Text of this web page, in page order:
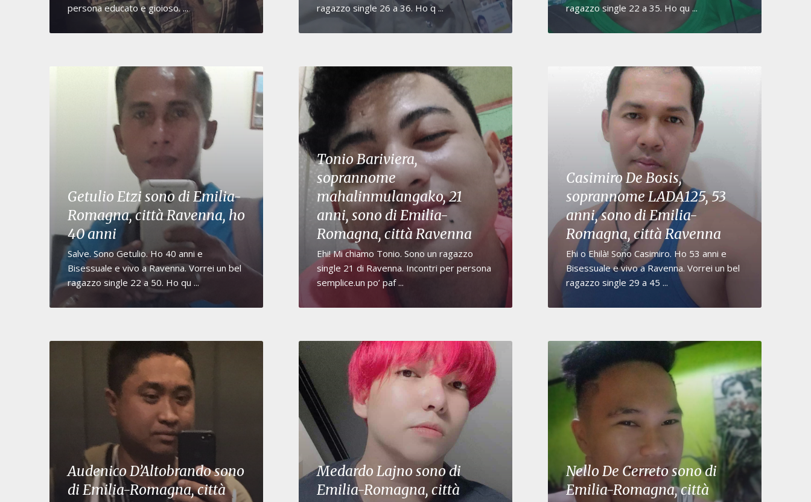
persona educato e gioioso. ...
ragazzo single 26 a 36. Ho q ...
ragazzo single 22 a 35. Ho qu ...
Getulio Etzi sono di Emilia-
Romagna, città Ravenna, ho
40 anni
Salve. Sono Getulio. Ho 40 anni e
Bisessuale e vivo a Ravenna. Vorrei un bel
ragazzo single 22 a 50. Ho qu ...
Tonio Bariviera,
soprannome
mahalinmulangako, 21
anni, sono di Emilia-
Romagna, città Ravenna
Ehi! Mi chiamo Tonio. Sono un ragazzo
single 21 di Ravenna. Incontri per persona
semplice.un po’ paf ...
Casimiro De Bosis,
soprannome LADA125, 53
anni, sono di Emilia-
Romagna, città Ravenna
Ehi o Ehilà! Sono Casimiro. Ho 53 anni e
Bisessuale e vivo a Ravenna. Vorrei un bel
ragazzo single 29 a 45 ...
Audenico D’Altobrando sono
di Emilia-Romagna, città
Medardo Lajno sono di
Emilia-Romagna, città
Nello De Cerreto sono di
Emilia-Romagna, città